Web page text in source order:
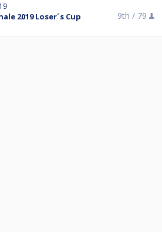
2019 Loser´s Cup 9th / 79